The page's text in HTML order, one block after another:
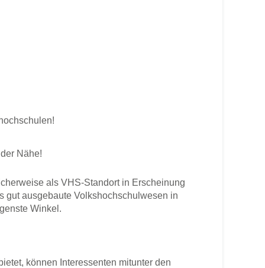
Nähe!
als VHS-Standort in Erscheinung
gut ausgebaute Volkshochschulwesen in
Winkel.
können Interessenten mitunter den